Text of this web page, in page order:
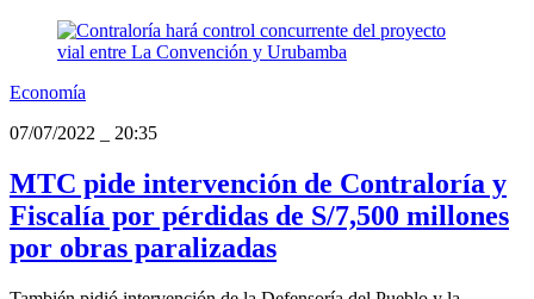
Economía
07/07/2022
20:35
MTC pide intervención de Contraloría y
Fiscalía por pérdidas de S/7,500 millones
por obras paralizadas